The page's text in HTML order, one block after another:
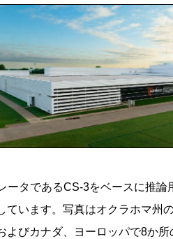
ータであるCS-3をベースに推
ています。写真はオクラホマ州
よびカナダ、ヨーロッパで8か